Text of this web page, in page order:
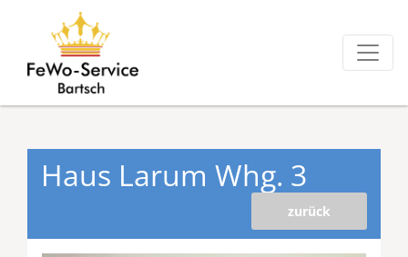
Haus Larum Whg. 3
zurück